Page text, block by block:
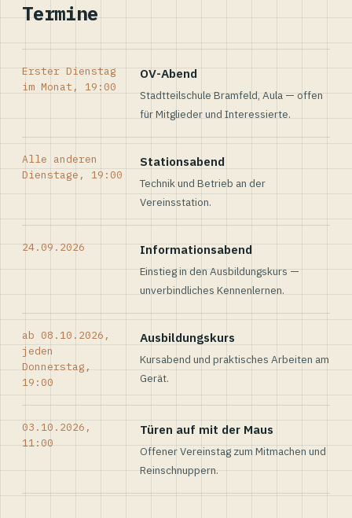
Termine
Erster Dienstag
im Monat, 19:00
OV-Abend
Stadtteilschule Bramfeld, Aula — offen
für Mitglieder und Interessierte.
Alle anderen
Dienstage, 19:00
Stationsabend
Technik und Betrieb an der
Vereinsstation.
24.09.2026 Informationsabend
Einstieg in den Ausbildungskurs —
unverbindliches Kennenlernen.
ab 08.10.2026,
jeden
Donnerstag,
19:00
Ausbildungskurs
Kursabend und praktisches Arbeiten am
Gerät.
03.10.2026,
11:00
Türen auf mit der Maus
Offener Vereinstag zum Mitmachen und
Reinschnuppern.